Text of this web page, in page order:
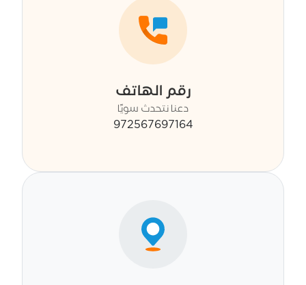
رقم الهاتف
دعنا نتحدث سويًا
972567697164